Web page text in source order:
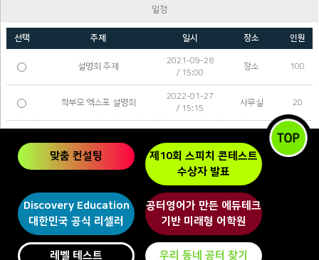
일정
선택 주제 일시 장소 인원
설명회 주제
2021-09-28
/ 15:00
장소 100
학부모 엑스포 설명회
2022-01-27
/ 15:15
사무실 20
/ 04:20
20
2022-05-10
/ 14:00
공터영어 본
사센터
원장
2022-05-13
/ 09:00
가맹센터 교
육장
름방학 특강 안내
/ 11:00
반송센터
맞춤 컨설팅
제10회 스피치 콘테스트
수상자 발표
Discovery Education
대한민국 공식 리셀러
공터영어가 만든 에듀테크
기반 미래형 어학원
레벨 테스트 우리 동네 공터 찾기